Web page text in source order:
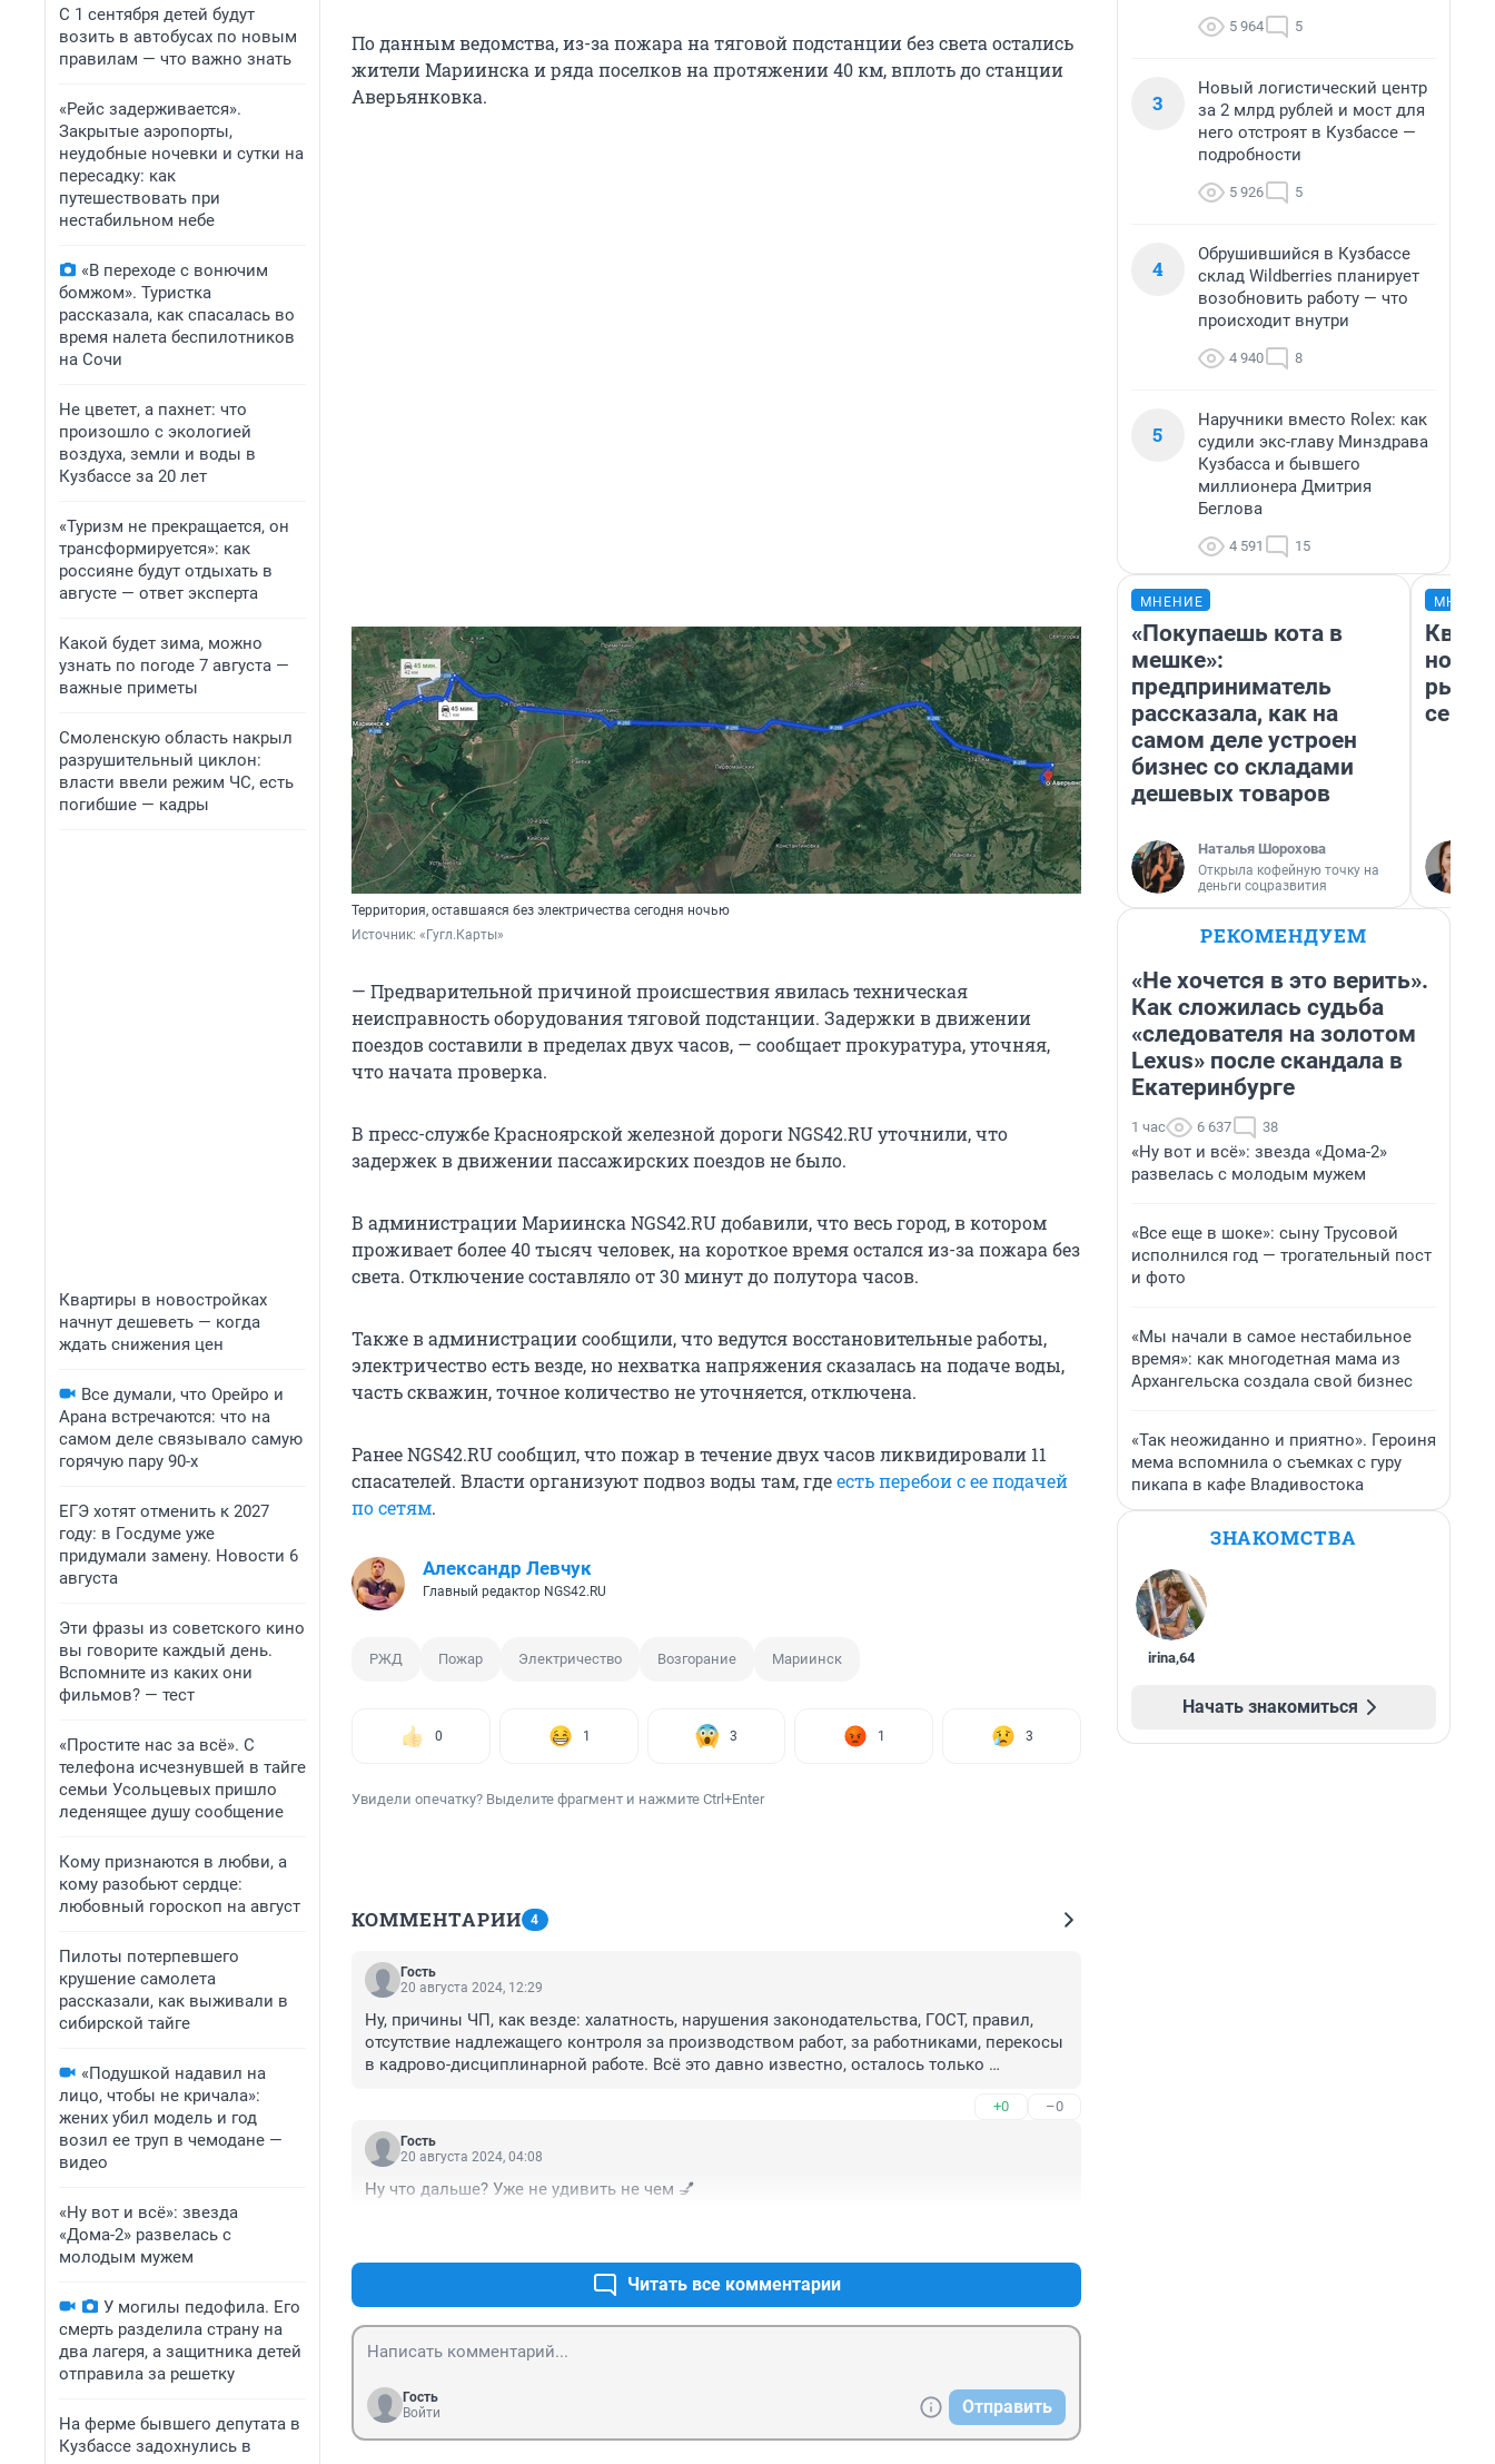
С 1 сентября детей будут
возить в автобусах по новым
правилам — что важно знать
«Рейс задерживается».
Закрытые аэропорты,
неудобные ночевки и сутки на
пересадку: как
путешествовать при
нестабильном небе
«В переходе с вонючим
бомжом». Туристка
рассказала, как спасалась во
время налета беспилотников
на Сочи
Не цветет, а пахнет: что
произошло с экологией
воздуха, земли и воды в
Кузбассе за 20 лет
«Туризм не прекращается, он
трансформируется»: как
россияне будут отдыхать в
августе — ответ эксперта
Какой будет зима, можно
узнать по погоде 7 августа —
важные приметы
Смоленскую область накрыл
разрушительный циклон:
власти ввели режим ЧС, есть
погибшие — кадры
Квартиры в новостройках
начнут дешеветь — когда
ждать снижения цен
Все думали, что Орейро и
Арана встречаются: что на
самом деле связывало самую
горячую пару 90-х
ЕГЭ хотят отменить к 2027
году: в Госдуме уже
придумали замену. Новости 6
августа
Эти фразы из советского кино
вы говорите каждый день.
Вспомните из каких они
фильмов? — тест
«Простите нас за всё». С
телефона исчезнувшей в тайге
семьи Усольцевых пришло
леденящее душу сообщение
Кому признаются в любви, а
кому разобьют сердце:
любовный гороскоп на август
Пилоты потерпевшего
крушение самолета
рассказали, как выживали в
сибирской тайге
«Подушкой надавил на
лицо, чтобы не кричала»:
жених убил модель и год
возил ее труп в чемодане —
видео
«Ну вот и всё»: звезда
«Дома-2» развелась с
молодым мужем
У могилы педофила. Его
смерть разделила страну на
два лагеря, а защитника детей
отправила за решетку
На ферме бывшего депутата в
Кузбассе задохнулись в
По данным ведомства, из-за пожара на тяговой подстанции без света остались
жители Мариинска и ряда поселков на протяжении 40 км, вплоть до станции
Аверьянковка.
Территория, оставшаяся без электричества сегодня ночью
Источник: «Гугл.Карты»
— Предварительной причиной происшествия явилась техническая
неисправность оборудования тяговой подстанции. Задержки в движении
поездов составили в пределах двух часов, — сообщает прокуратура, уточняя,
что начата проверка.
В пресс-службе Красноярской железной дороги NGS42.RU уточнили, что
задержек в движении пассажирских поездов не было.
В администрации Мариинска NGS42.RU добавили, что весь город, в котором
проживает более 40 тысяч человек, на короткое время остался из-за пожара без
света. Отключение составляло от 30 минут до полутора часов.
Также в администрации сообщили, что ведутся восстановительные работы,
электричество есть везде, но нехватка напряжения сказалась на подаче воды,
часть скважин, точное количество не уточняется, отключена.
Ранее NGS42.RU сообщил, что пожар в течение двух часов ликвидировали 11
спасателей. Власти организуют подвоз воды там, гдеесть перебои с ее подачей
по сетям.
Александр Левчук
Главный редактор NGS42.RU
РЖД Пожар Электричество Возгорание Мариинск
0 1 3 1 3
Увидели опечатку? Выделите фрагмент и нажмите Ctrl+Enter
КОММЕНТАРИИ 4
Гость
20 августа 2024, 12:29
Ну, причины ЧП, как везде: халатность, нарушения законодательства, ГОСТ, правил,
отсутствие надлежащего контроля за производством работ, за работниками, перекосы
в кадрово-дисциплинарной работе. Всё это давно известно, осталось только
+0 –0
Гость
20 августа 2024, 04:08
Ну что дальше? Уже не удивить не чем 💅
Читать все комментарии
Гость
Войти
Отправить
5 964 5
3
Новый логистический центр
за 2 млрд рублей и мост для
него отстроят в Кузбассе —
подробности
5 926 5
4
Обрушившийся в Кузбассе
склад Wildberries планирует
возобновить работу — что
происходит внутри
4 940 8
5
Наручники вместо Rolex: как
судили экс-главу Минздрава
Кузбасса и бывшего
миллионера Дмитрия
Беглова
4 591 15
МНЕНИЕ
«Покупаешь кота в
мешке»:
предприниматель
рассказала, как на
самом деле устроен
бизнес со складами
дешевых товаров
Наталья Шорохова
Открыла кофейную точку на
деньги соцразвития
но
РЕКОМЕНДУЕМ
«Не хочется в это верить».
Как сложилась судьба
«следователя на золотом
Lexus» после скандала в
Екатеринбурге
1 час 6 637 38
«Ну вот и всё»: звезда «Дома-2»
развелась с молодым мужем
«Все еще в шоке»: сыну Трусовой
исполнился год — трогательный пост
и фото
«Мы начали в самое нестабильное
время»: как многодетная мама из
Архангельска создала свой бизнес
«Так неожиданно и приятно». Героиня
мема вспомнила о съемках с гуру
пикапа в кафе Владивостока
ЗНАКОМСТВА
irina,64
Начать знакомиться